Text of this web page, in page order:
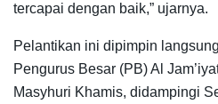
tercapai dengan baik,” ujarnya.
Pelantikan ini dipimpin
Pengurus Besar (PB) Al
Masyhuri Khamis, didampingi